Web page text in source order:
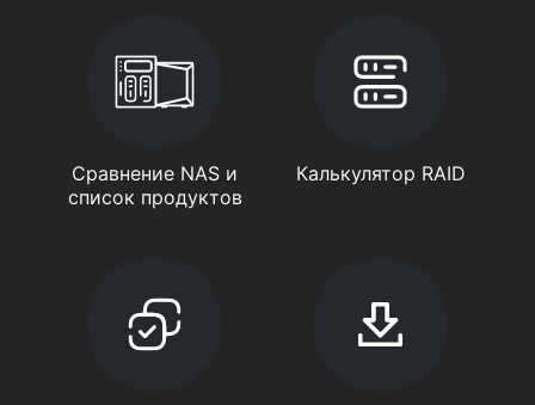
Сравнение NAS и
список продуктов
Калькулятор RAID